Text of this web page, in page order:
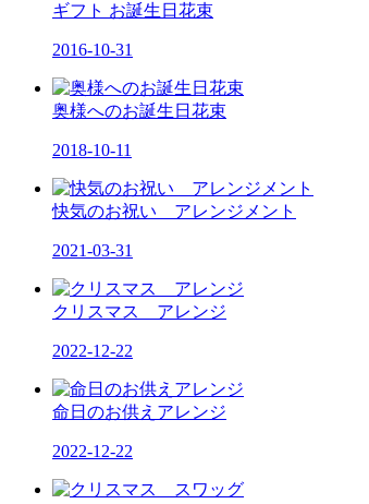
ギフト お誕生日花束
2016-10-31
奥様へのお誕生日花束
2018-10-11
快気のお祝い アレンジメント
2021-03-31
クリスマス アレンジ
2022-12-22
命日のお供えアレンジ
2022-12-22